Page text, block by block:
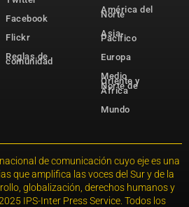
Facebook
Flickr
Reglas de
comunidad
América del
Norte
Asia-
Pacífico
Europa
Medio
Oriente y
Norte de
África
Mundo
de comunicación cuyo eje es una
que amplifica las voces del Sur y de la
globalización, derechos humanos y
IPS-Inter Press Service. Todos los